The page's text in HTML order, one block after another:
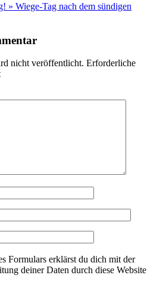
» Wiege-Tag nach dem sündigen
nicht veröffentlicht. Erforderliche
Formulars erklärst du dich mit der
deiner Daten durch diese Website